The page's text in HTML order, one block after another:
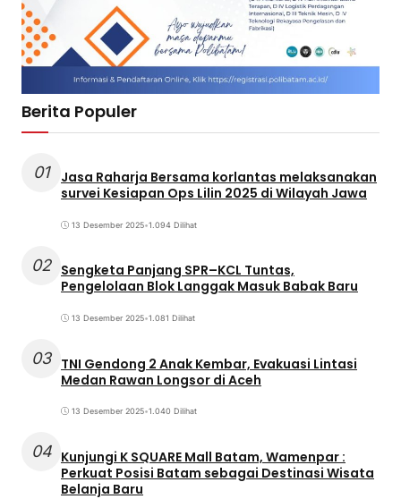
Berita Populer
01
Jasa Raharja Bersama korlantas melaksanakan
survei Kesiapan Ops Lilin 2025 di Wilayah Jawa
13 Desember 2025•1.094 Dilihat
02 Sengketa Panjang SPR–KCL Tuntas,
Pengelolaan Blok Langgak Masuk Babak Baru
13 Desember 2025•1.081 Dilihat
03 TNI Gendong 2 Anak Kembar, Evakuasi Lintasi
Medan Rawan Longsor di Aceh
13 Desember 2025•1.040 Dilihat
04 Kunjungi K SQUARE Mall Batam, Wamenpar :
Perkuat Posisi Batam sebagai Destinasi Wisata
Belanja Baru